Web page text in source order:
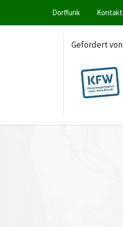
Dorffunk Kontakt
Gefördert von